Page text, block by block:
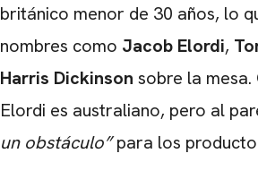
británico menor de 30 años, lo
nombres como Jacob Elordi,
Harris Dickinson sobre la
Elordi es australiano, pero al
un obstáculo”para los